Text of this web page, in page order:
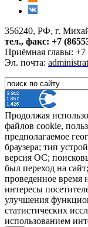
356240, РФ, г.
тел., факс: +7
Приёмная главы: +7
Эл. почта:
Продолжая
файлов cookie,
предполагаемое
браузера; тип
версия ОС;
был переход на
проведенное время
интересы
улучшения
статистических
использованием